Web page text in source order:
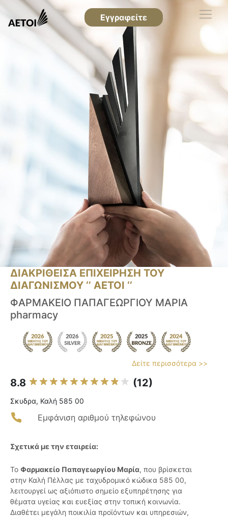
Εγγραφείτε
ΔΙΑΚΡΙΘΕΙΣΑ ΕΠΙΧΕΙΡΗΣΗ ΤΟΥ
ΔΙΑΓΩΝΙΣΜΟΥ ‘’ ΑΕΤΟΙ ‘’
ΦΑΡΜΑΚΕΙΟ ΠΑΠΑΓΕΩΡΓΙΟΥ ΜΑΡΙΑ
pharmacy
Δείτε περισσότερα >>
8.8 (12)
Σκυδρα, Καλή 585 00
Εμφάνιση αριθμού τηλεφώνου
Σχετικά με την εταιρεία:
Το Φαρμακείο Παπαγεωργίου Μαρία, που βρίσκεται
στην Καλή Πέλλας με ταχυδρομικό κώδικα 585 00,
λειτουργεί ως αξιόπιστο σημείο εξυπηρέτησης για
θέματα υγείας και ευεξίας στην τοπική κοινωνία.
Διαθέτει μεγάλη ποικιλία προϊόντων και υπηρεσιών,